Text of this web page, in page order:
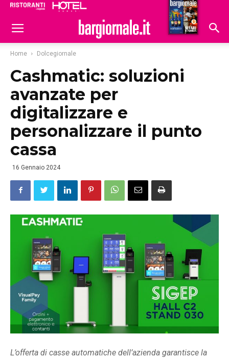
Hoteldomani
Home Dolcegiornale
Cashmatic: soluzioni
avanzate per
digitalizzare e
personalizzare il punto
cassa
16 Gennaio 2024
L’offerta di casse automatiche dell’azienda garantisce la